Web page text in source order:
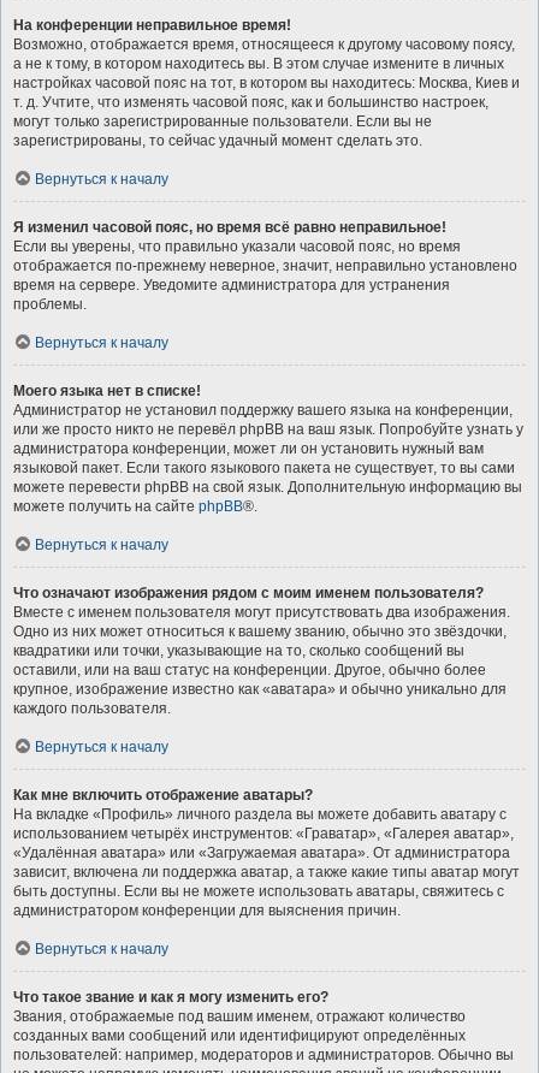
На конференции неправильное время!
Возможно, отображается время, относящееся к другому часовому поясу,
а не к тому, в котором находитесь вы. В этом случае измените в личных
настройках часовой пояс на тот, в котором вы находитесь: Москва, Киев и
т. д. Учтите, что изменять часовой пояс, как и большинство настроек,
могут только зарегистрированные пользователи. Если вы не
зарегистрированы, то сейчас удачный момент сделать это.
Вернуться к началу
Я изменил часовой пояс, но время всё равно неправильное!
Если вы уверены, что правильно указали часовой пояс, но время
отображается по-прежнему неверное, значит, неправильно установлено
время на сервере. Уведомите администратора для устранения
проблемы.
Вернуться к началу
Моего языка нет в списке!
Администратор не установил поддержку вашего языка на конференции,
или же просто никто не перевёл phpBB на ваш язык. Попробуйте узнать у
администратора конференции, может ли он установить нужный вам
языковой пакет. Если такого языкового пакета не существует, то вы сами
можете перевести phpBB на свой язык. Дополнительную информацию вы
можете получить на сайте phpBB®.
Вернуться к началу
Что означают изображения рядом с моим именем пользователя?
Вместе с именем пользователя могут присутствовать два изображения.
Одно из них может относиться к вашему званию, обычно это звёздочки,
квадратики или точки, указывающие на то, сколько сообщений вы
оставили, или на ваш статус на конференции. Другое, обычно более
крупное, изображение известно как «аватара» и обычно уникально для
каждого пользователя.
Вернуться к началу
Как мне включить отображение аватары?
На вкладке «Профиль» личного раздела вы можете добавить аватару с
использованием четырёх инструментов: «Граватар», «Галерея аватар»,
«Удалённая аватара» или «Загружаемая аватара». От администратора
зависит, включена ли поддержка аватар, а также какие типы аватар могут
быть доступны. Если вы не можете использовать аватары, свяжитесь с
администратором конференции для выяснения причин.
Вернуться к началу
Что такое звание и как я могу изменить его?
Звания, отображаемые под вашим именем, отражают количество
созданных вами сообщений или идентифицируют определённых
пользователей: например, модераторов и администраторов. Обычно вы